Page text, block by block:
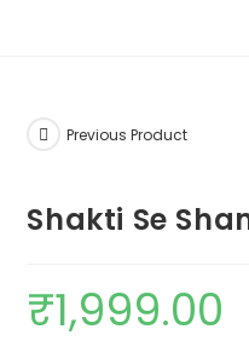
Previous Product
Shakti Se
₹1,999.00